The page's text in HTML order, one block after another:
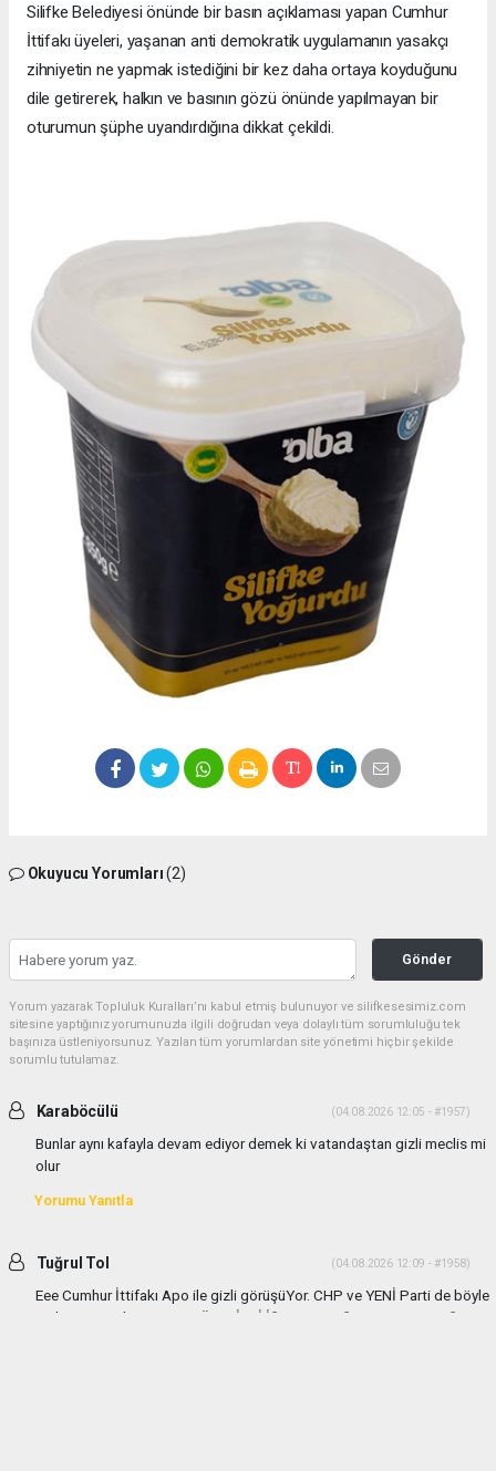
Silifke Belediyesi önünde bir basın açıklaması yapan Cumhur
İttifakı üyeleri, yaşanan anti demokratik uygulamanın yasakçı
zihniyetin ne yapmak istediğini bir kez daha ortaya koyduğunu
dile getirerek, halkın ve basının gözü önünde yapılmayan bir
oturumun şüphe uyandırdığına dikkat çekildi.
Okuyucu Yorumları(2)
Gönder
Yorum yazarak Topluluk Kuralları’nı kabul etmiş bulunuyor ve silifkesesimiz.com
sitesine yaptığınız yorumunuzla ilgili doğrudan veya dolaylı tüm sorumluluğu tek
başınıza üstleniyorsunuz. Yazılan tüm yorumlardan site yönetimi hiçbir şekilde
sorumlu tutulamaz.
Karaböcülü (04.08.2026 12:05 - #1957)
Bunlar aynı kafayla devam ediyor demek ki vatandaştan gizli meclis mi
olur
Yorumu Yanıtla
Tuğrul Tol (04.08.2026 12:09 - #1958)
Eee Cumhur İttifakı Apo ile gizli görüşüYor. CHP ve YENİ Parti de böyle
gizli görüşmeler yapıyor TÜM GİZLİ İŞLERE KARŞIYIM VATANDAŞIN